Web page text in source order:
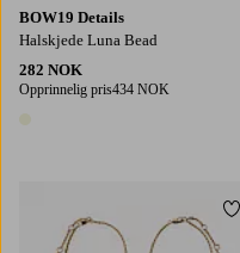
BOW19 Details
Halskjede Luna Bead
282 NOK
Opprinnelig pris434 NOK